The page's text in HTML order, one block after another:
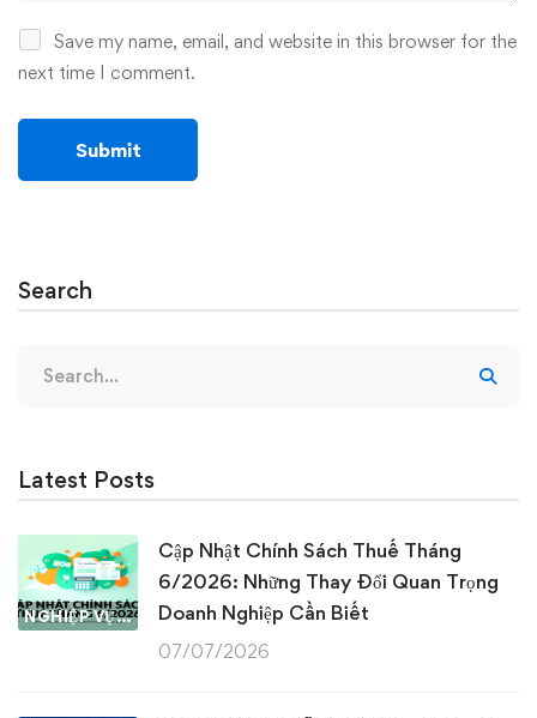
Save my name, email, and website in this browser for the
next time I comment.
Search
for:
Latest Posts
NGHIỆP VỤ KẾ TOÁN & THUẾ
Cập Nhật Chính Sách Thuế Tháng
6/2026: Những Thay Đổi Quan Trọng
Doanh Nghiệp Cần Biết
07/07/2026